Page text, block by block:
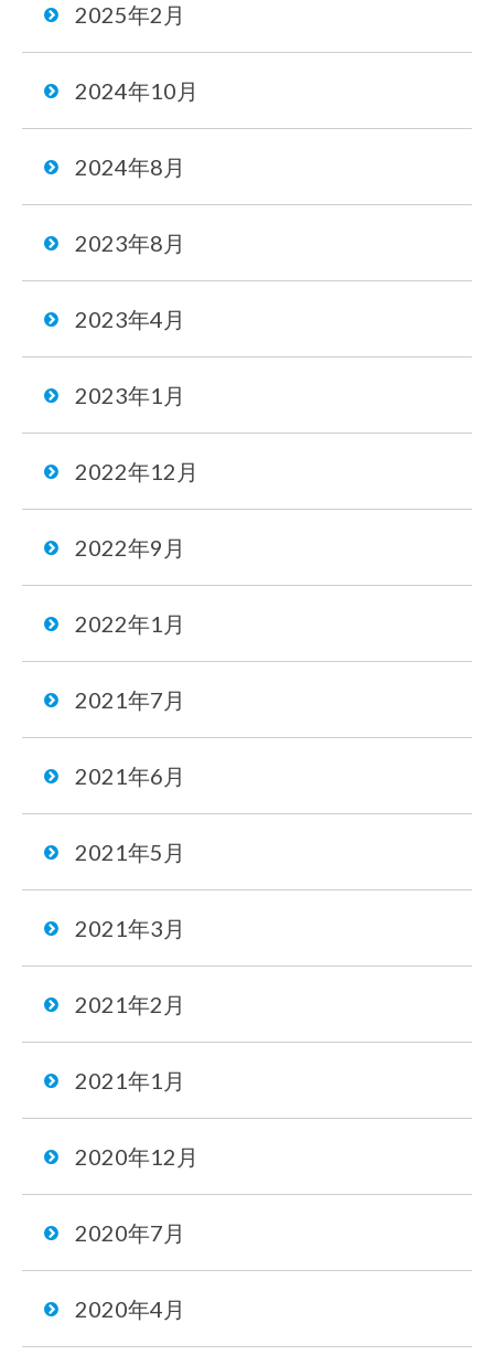
2025年2月
2024年10月
2024年8月
2023年8月
2023年4月
2023年1月
2022年12月
2022年9月
2022年1月
2021年7月
2021年6月
2021年5月
2021年3月
2021年2月
2021年1月
2020年12月
2020年7月
2020年4月